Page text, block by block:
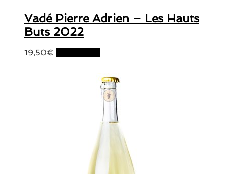
Vadé Pierre Adrien – Les Hauts
Buts 2022
19,50€